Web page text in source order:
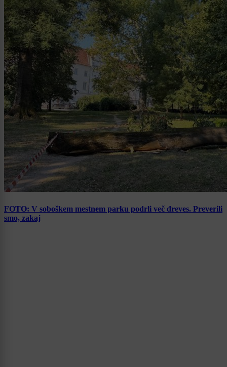
FOTO: V soboškem mestnem parku podrli več dreves. Preverili
smo, zakaj